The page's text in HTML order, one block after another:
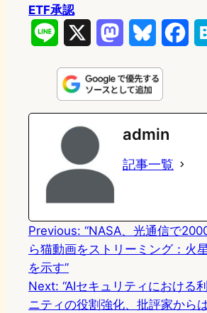
ETF承認
n
e
s
t
o
d
n
u
e
s
k
e
k
admin
記事一覧
Previous: “NASA、光通信で
ら猫動画をストリーミング：火
を示す”
Next: “AIセキュリティにおける
ニティの役割強化、批評家から